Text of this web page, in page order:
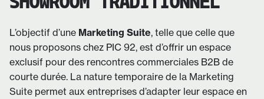
L’objectif d’une Marketing Suite, telle que celle que
nous proposons chez PIC 92, est d’offrir un espace
exclusif pour des rencontres commerciales B2B de
courte durée. La nature temporaire de la Marketing
Suite permet aux entreprises d’adapter leur espace en